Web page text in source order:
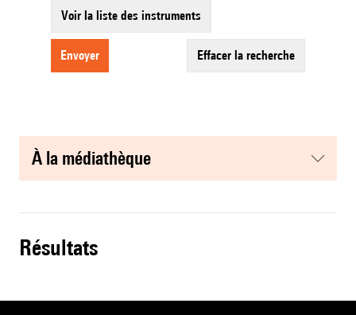
Voir la liste des instruments
envoyer effacer la recherche
à la médiathèque
résultats